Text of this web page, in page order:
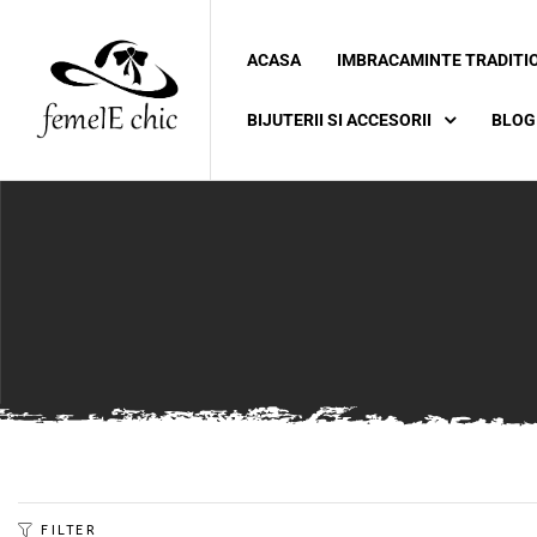
ACASA IMBRACAMINTE
BIJUTERII SI ACCESORII BLOG
FILTER